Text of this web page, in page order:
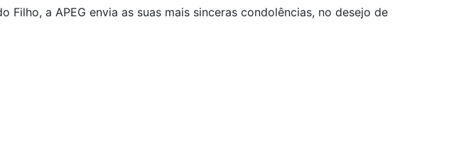
a APEG envia as suas mais sinceras condolências, no desejo de